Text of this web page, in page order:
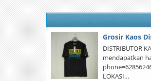
Grosir Kaos
DISTRIBUTOR
mendapatkan
LOKASI…